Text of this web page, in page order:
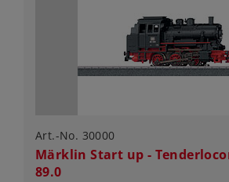
Art.-No. 30000
Märklin Start up -
89.0